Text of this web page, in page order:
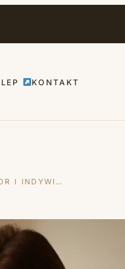
KONTAKT
I INDYWI…